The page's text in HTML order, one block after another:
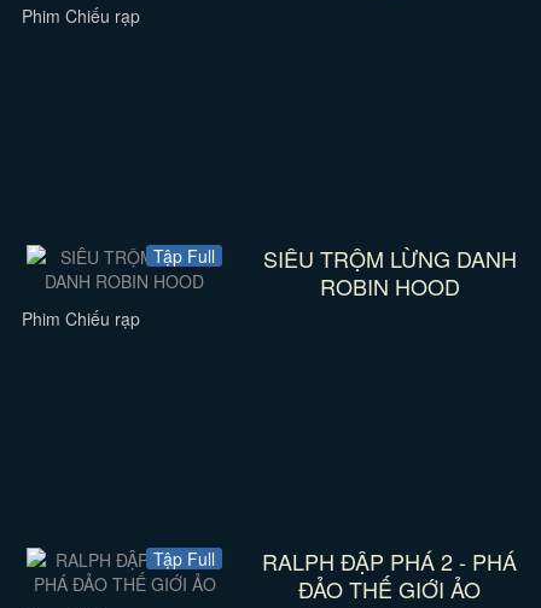
Phim Chiếu rạp
Tập Full
SIÊU TRỘM LỪNG DANH
ROBIN HOOD
Phim Chiếu rạp
Tập Full
RALPH ĐẬP PHÁ 2 - PHÁ
ĐẢO THẾ GIỚI ẢO